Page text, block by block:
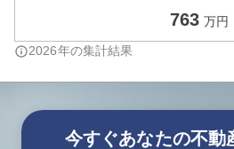
763 万円
2026年の集計結果
今すぐあなたの不動